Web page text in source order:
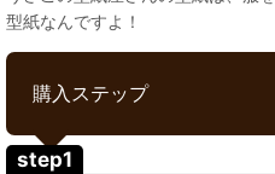
型紙なんですよ！
購入ステップ
step1